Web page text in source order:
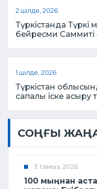
2 шілде, 2026
Түркістанда
бейресми Саммиті
1 шілде, 2026
Түркістан
сапалы іске асыру
СОҢҒЫ
3 тамыз, 2026
100 мыңнан